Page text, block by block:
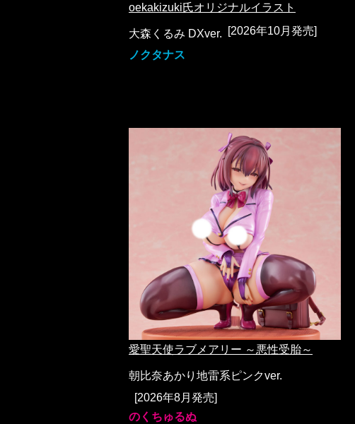
oekakizuki氏オリジナルイラスト
大森くるみ DXver.
[2026年10月発売]
ノクタナス
愛聖天使ラブメアリー ～悪性受胎～
朝比奈あかり地雷系ピンクver.
[2026年8月発売]
のくちゅるぬ